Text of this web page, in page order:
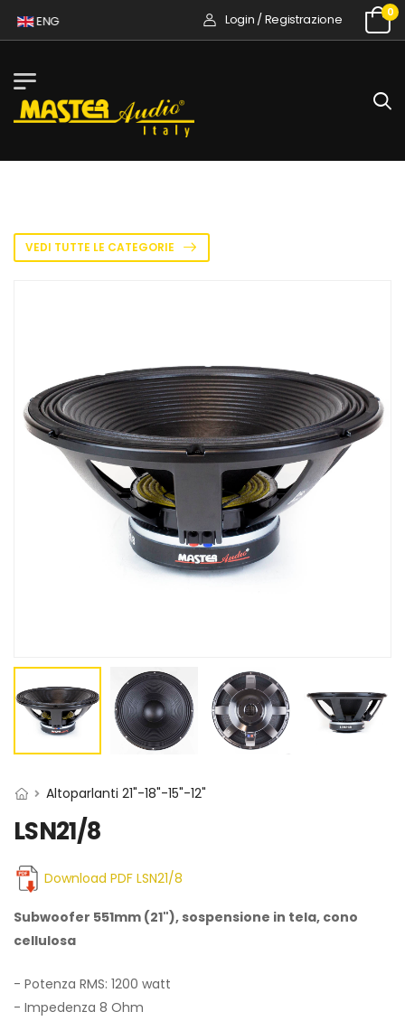
ENG Login / Registrazione 0
VEDI TUTTE LE CATEGORIE
Altoparlanti 21"-18"-15"-12"
LSN21/8
Download PDF LSN21/8
Subwoofer 551mm (21"), sospensione in tela, cono
cellulosa
- Potenza RMS: 1200 watt
- Impedenza 8 Ohm